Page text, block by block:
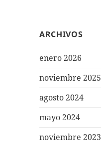
ARCHIVOS
enero 2026
noviembre 2025
agosto 2024
mayo 2024
noviembre 2023